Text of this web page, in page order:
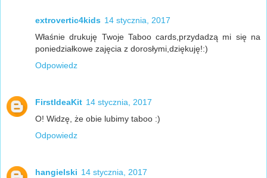
extrovertic4kids 14 stycznia, 2017
Właśnie drukuję Twoje Taboo cards,przydadzą mi się na
poniedziałkowe zajęcia z dorosłymi,dziękuję!:)
Odpowiedz
FirstIdeaKit 14 stycznia, 2017
O! Widzę, że obie lubimy taboo :)
Odpowiedz
hangielski 14 stycznia, 2017